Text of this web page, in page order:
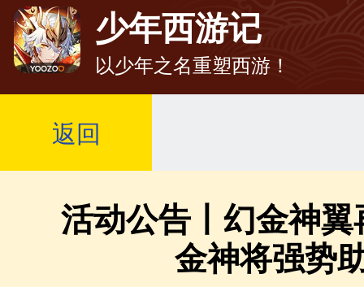
少年西游记
以少年之名重塑西游！
返回
活动公告丨幻金神
金神将强势